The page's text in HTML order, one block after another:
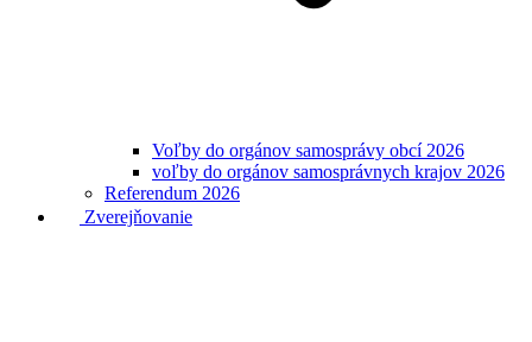
Voľby do orgánov samosprávy obcí 2026
voľby do orgánov samosprávnych krajov 2026
Referendum 2026
Zverejňovanie